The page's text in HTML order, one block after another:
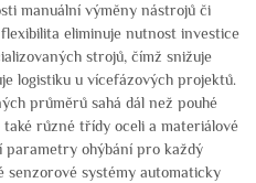
manuální výměny nástrojů či
eliminuje nutnost investice
strojů, čímž snižuje
logistiku u vícefázových projektů.
průměrů sahá dál než pouhé
různé třídy oceli a materiálové
parametry ohýbání pro každý
systémy automaticky